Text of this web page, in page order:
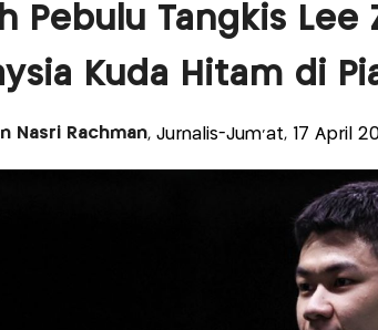
Pebulu Tangkis Lee
Kuda Hitam di
Nasri Rachman, Jurnalis-Jum'at, 17 April